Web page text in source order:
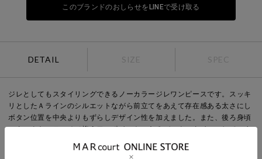
このブランドのおしらせをLINEで受け取る
DETAIL SIZE SPEC
ジレとしてもスタイリングできるノーカラージレワンピースです。スッキ
リとしたＡラインのシルエットながら前立てをあえて存在感ある太さにし
ボタン位置を中央よりもずらしデザイン性を加えました。また、後ろ身頃
のタックをステッチで抑えワンポイントのあるバックスタイルにしていま
げた1枚です。キレイ目のタイプライター素材を使用。（2-830033/オー